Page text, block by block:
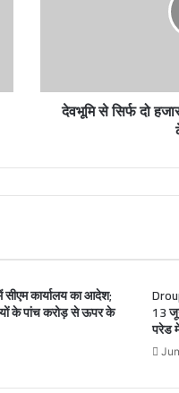
देवभूमि से सिर्फ दो
सीएम कार्यालय का आदेश;
के पांच करोड़ से ऊपर के 13
परेड